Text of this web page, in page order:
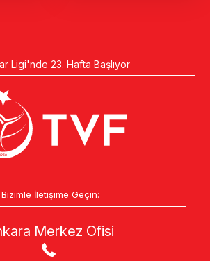
Ligi'nde 23. Hafta Başlıyor
Bizimle İletişime Geçin:
Merkez Ofisi